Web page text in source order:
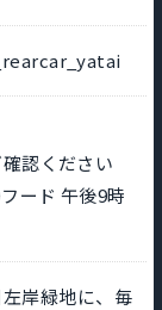
認ください
ード 午後9時
岸緑地に、毎